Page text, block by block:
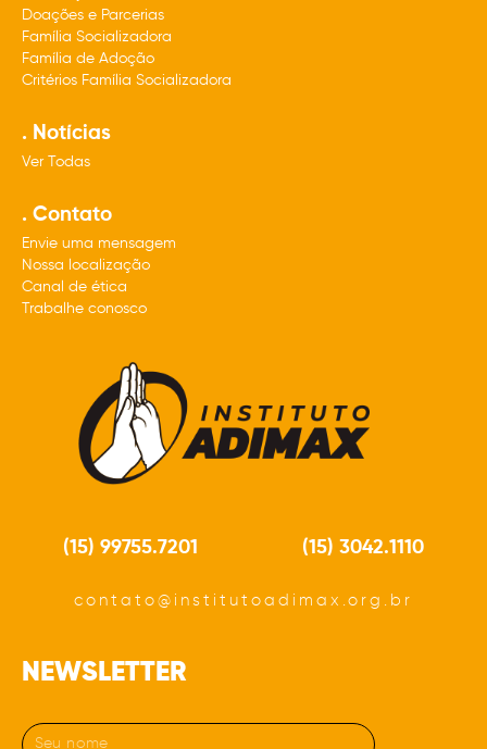
Doações e Parcerias
Família Socializadora
Família de Adoção
Critérios Família Socializadora
. Notícias
Ver Todas
. Contato
Envie uma mensagem
Nossa localização
Canal de ética
Trabalhe conosco
(15) 99755.7201 (15) 3042.1110
contato@institutoadimax.org.br
NEWSLETTER